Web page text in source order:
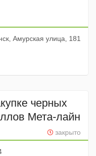
Амурская улица, 181
черных
Мета-лайн
закрыто